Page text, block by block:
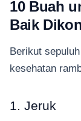
10 Buah
Baik
Berikut
kesehatan
1. Jeruk